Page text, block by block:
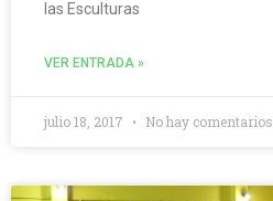
las Esculturas
VER ENTRADA »
julio 18, 2017 No hay comentarios